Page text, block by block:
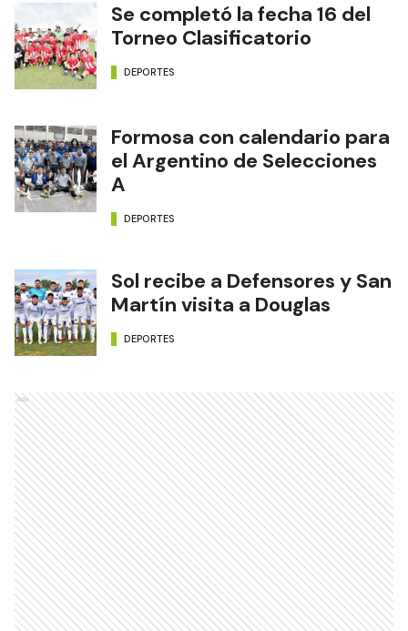
Se completó la fecha 16 del
Torneo Clasificatorio
DEPORTES
Formosa con calendario para
el Argentino de Selecciones
A
DEPORTES
Sol recibe a Defensores y San
Martín visita a Douglas
DEPORTES
Ads